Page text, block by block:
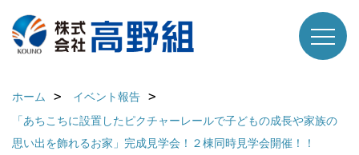
ホーム
イベント報告
「あちこちに設置したピクチャーレールで子どもの成長や家族の
思い出を飾れるお家」完成見学会！２棟同時見学会開催！！